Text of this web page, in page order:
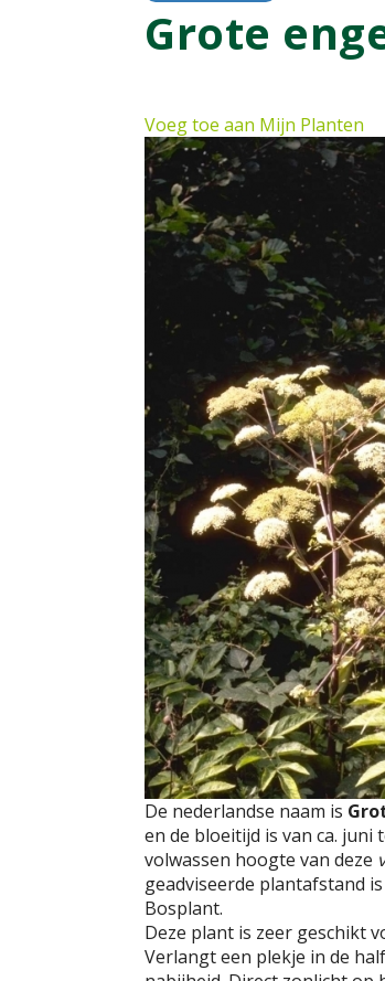
Grote
Voeg toe aan Mijn Planten
De nederlandse naam is
en de bloeitijd is van ca. juni
volwassen hoogte van deze
geadviseerde plantafstand
Bosplant.
Deze plant is zeer geschikt
Verlangt een plekje in de